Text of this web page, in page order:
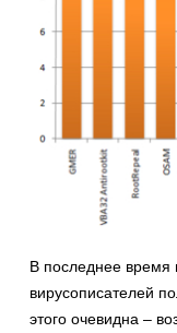
В последнее время
вирусописателей
этого очевидна –